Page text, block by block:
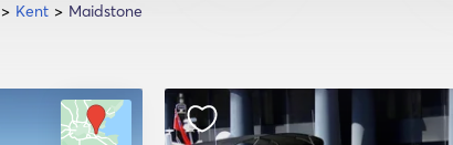
Kent Maidstone